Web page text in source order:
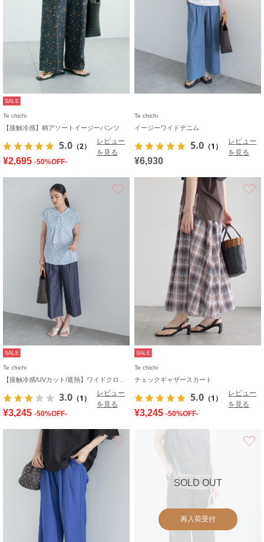
SALE
Te chichi
【接触冷感】柄アソートイージーパンツ
5.0 （2）
レビュー
を見る
¥2,695 -50%OFF-
Te chichi
イージーワイドデニム
5.0 （1）
レビュー
を見る
¥6,930
SALE
Te chichi
3.0 （1）
レビュー
を見る
¥3,245 -50%OFF-
SALE
Te chichi
チェックギャザースカート
5.0 （1）
レビュー
を見る
¥3,245 -50%OFF-
SOLD OUT
再入荷受付